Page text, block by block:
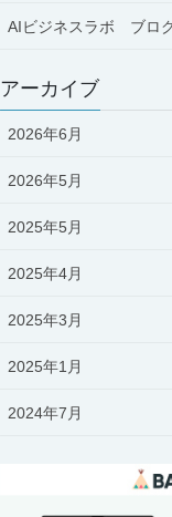
AIビジネスラボ ブロ
アーカイブ
2026年6月
2026年5月
2025年5月
2025年4月
2025年3月
2025年1月
2024年7月